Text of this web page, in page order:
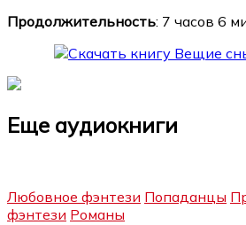
Продолжительность: 7 часов 6
Еще аудиокниги
Любовное фэнтези Попаданцы
фэнтези Романы